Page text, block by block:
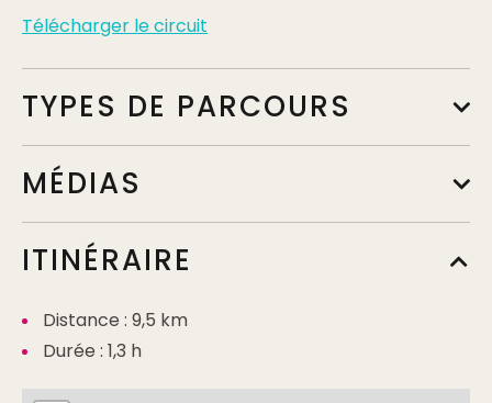
Télécharger le circuit
TYPES DE PARCOURS
MÉDIAS
ITINÉRAIRE
Distance : 9,5 km
Durée : 1,3 h